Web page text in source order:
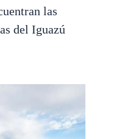
las
del Iguazú